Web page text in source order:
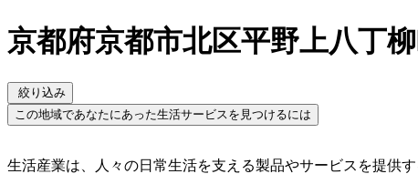
京都府京都市北区平野上八丁
絞り込み
この地域であなたにあった生活サービスを見つけるには
生活産業は、人々の日常生活を支える製品やサービスを提供